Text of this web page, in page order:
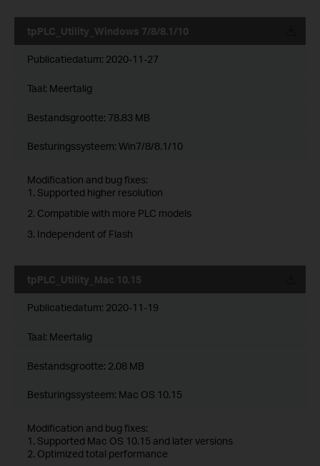
tpPLC_Utility_Windows 7/8/8.1/10
Publicatiedatum: 2020-11-27
Taal: Meertalig
Bestandsgrootte: 78.83 MB
Besturingssysteem: Win7/8/8.1/10
Modification and bug fixes:
1. Supported higher resolution
2. Compatible with more PLC models
3. Independent of Flash
tpPLC_Utility_Mac 10.15
Publicatiedatum: 2020-11-19
Taal: Meertalig
Bestandsgrootte: 2.08 MB
Besturingssysteem: Mac OS 10.15
Modification and bug fixes:
1. Supported Mac OS 10.15 and later versions
2. Optimized total performance